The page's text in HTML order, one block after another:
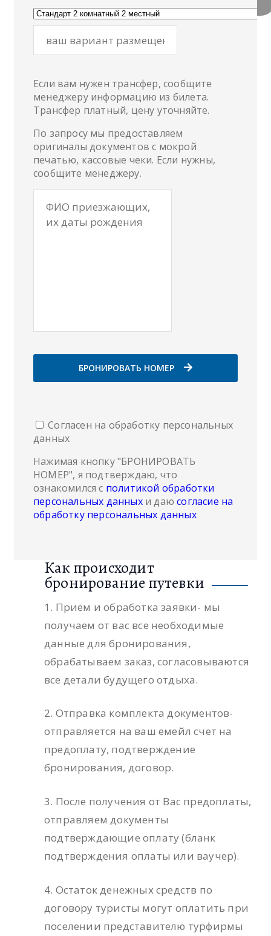
оздоровление в Евпаторию.
минеральной водой
ЧТО ЛЕЧАТ ПРОТИВОПОКАЗАНИЯ
ПОСЧИТАТЬ СТОИМОСТЬ
привлекают приезжих желающих провести свой отпуск с
пользой для здоровья.
санатории, наполненные атмосферой домашнего уюта.
Если вам нужен трансфер, сообщите
менеджеру информацию из билета.
Трансфер платный, цену уточняйте.
По запросу мы предоставляем
оригиналы документов с мокрой
печатью, кассовые чеки. Если нужны,
сообщите менеджеру.
БРОНИРОВАТЬ НОМЕР
Согласен на обработку персональных
данных
Нажимая кнопку "БРОНИРОВАТЬ
НОМЕР", я подтверждаю, что
ознакомился с политикой обработки
персональных данных и даюсогласие на
обработку персональных данных
Как происходит
бронирование путевки
1. Прием и обработка заявки- мы
получаем от вас все необходимые
данные для бронирования,
обрабатываем заказ, согласовываются
все детали будущего отдыха.
2. Отправка комплекта документов-
отправляется на ваш емейл счет на
предоплату, подтверждение
бронирования, договор.
3. После получения от Вас предоплаты,
отправляем документы
подтверждающие оплату (бланк
подтверждения оплаты или ваучер).
4. Остаток денежных средств по
договору туристы могут оплатить при
поселении представителю турфирмы